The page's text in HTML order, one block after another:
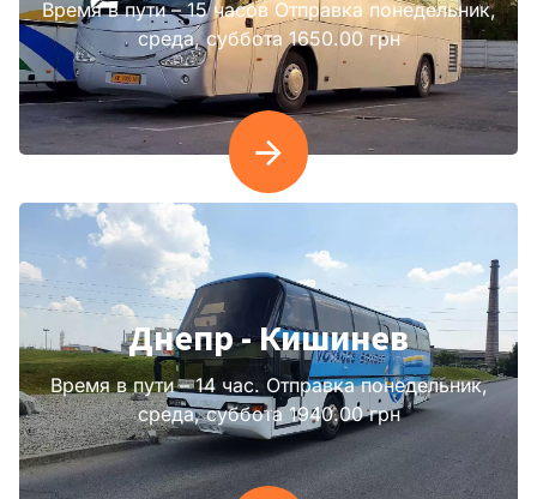
Время в пути – 15 часов Отправка понедельник,
среда, суббота 1650.00 грн
Днепр - Кишинев
Время в пути – 14 час. Отправка понедельник,
среда, суббота 1940.00 грн